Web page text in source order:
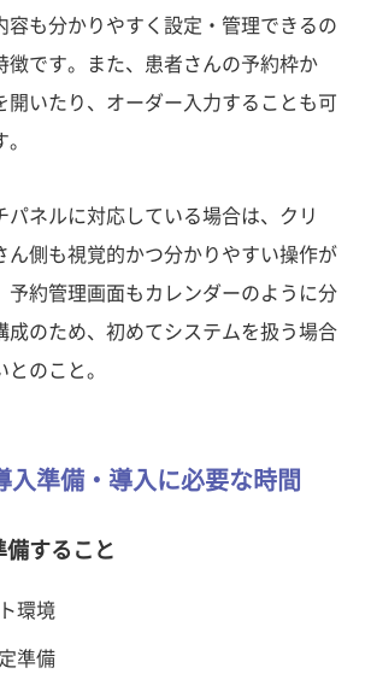
容も分かりやすく設定・管理できるの
徴です。また、患者さんの予約枠か
開いたり、オーダー入力することも可
パネルに対応している場合は、クリ
ん側も視覚的かつ分かりやすい操作が
予約管理画面もカレンダーのように分
成のため、初めてシステムを扱う場合
のこと。
入準備・導入に必要な時間
備すること
環境
準備